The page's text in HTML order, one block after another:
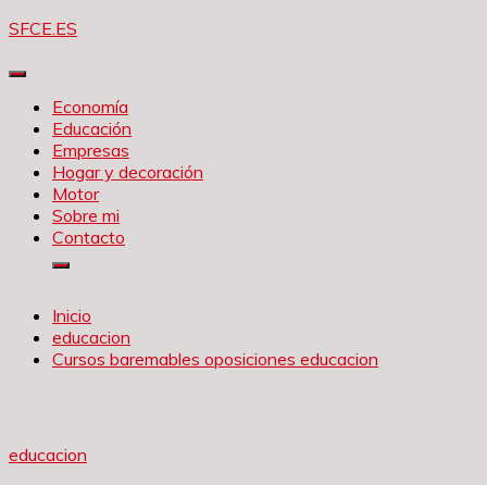
Saltar
contenido
SFCE.ES
Economía
Educación
Empresas
Hogar y decoración
Motor
Sobre mi
Contacto
Inicio
educacion
Cursos baremables oposiciones educacion
educacion